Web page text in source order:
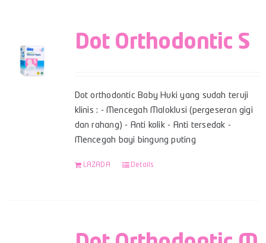
Dot Orthodontic S
Dot orthodontic Baby Huki yang sudah teruji
klinis : - Mencegah Maloklusi (pergeseran gigi
dan rahang) - Anti kolik - Anti tersedak -
Mencegah bayi bingung puting
LAZADA Details